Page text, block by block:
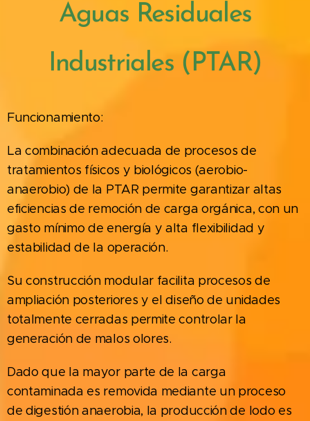
Aguas Residuales
Industriales (PTAR)
Funcionamiento:
La combinación adecuada de procesos de
tratamientos físicos y biológicos (aerobio-
anaerobio) de la PTAR permite garantizar altas
eficiencias de remoción de carga orgánica, con un
gasto mínimo de energía y alta flexibilidad y
estabilidad de la operación.
Su construcción modular facilita procesos de
ampliación posteriores y el diseño de unidades
totalmente cerradas permite controlar la
generación de malos olores.
Dado que la mayor parte de la carga
contaminada es removida mediante un proceso
de digestión anaerobia, la producción de lodo es